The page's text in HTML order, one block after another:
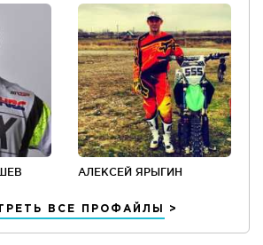
АЛЕКСЕЙ ЯРЫГИН
ВСЕ ПРОФАЙЛЫ